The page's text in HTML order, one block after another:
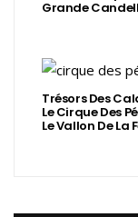
Grande
Trésors Des
Le Cirque Des
Le Vallon De La